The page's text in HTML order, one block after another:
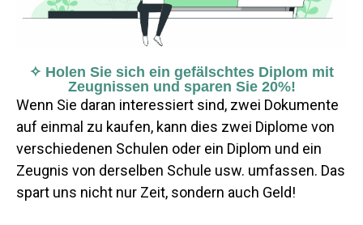
✧ Holen Sie sich ein gefälschtes Diplom mit
Zeugnissen und sparen Sie 20%!
Wenn Sie daran interessiert sind, zwei Dokumente
auf einmal zu kaufen, kann dies zwei Diplome von
verschiedenen Schulen oder ein Diplom und ein
Zeugnis von derselben Schule usw. umfassen. Das
spart uns nicht nur Zeit, sondern auch Geld!